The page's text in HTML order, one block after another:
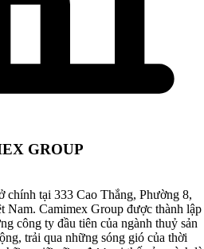
GROUP
tại 333 Cao Thắng, Phường 8,
Nam. Camimex Group được thành lập
công ty đầu tiên của ngành thuỷ sản
trải qua những sóng gió của thời